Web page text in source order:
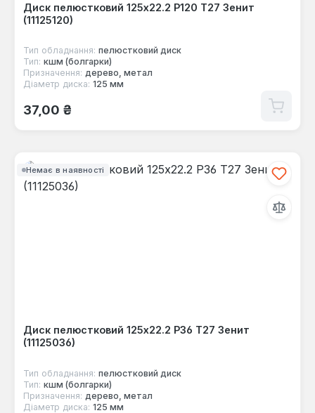
Диск пелюстковий 125x22.2 Р120 Т27 Зенит
(11125120)
Тип обладнання: пелюстковий диск
Тип: кшм (болгарки)
Призначення: дерево, метал
Діаметр диска: 125 мм
Звичайна ціна:
37,00 ₴
Немає в наявності
Диск пелюстковий 125x22.2 Р36 Т27 Зенит
(11125036)
Тип обладнання: пелюстковий диск
Тип: кшм (болгарки)
Призначення: дерево, метал
Діаметр диска: 125 мм